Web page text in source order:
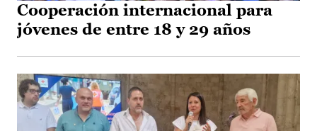
Cooperación internacional para
jóvenes de entre 18 y 29 años